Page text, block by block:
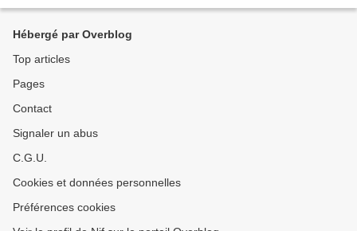
Hébergé par Overblog
Top articles
Pages
Contact
Signaler un abus
C.G.U.
Cookies et données personnelles
Préférences cookies